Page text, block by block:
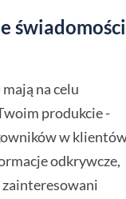
świadomości
na celu
produkcie -
w
odkrywcze,
zainteresowani